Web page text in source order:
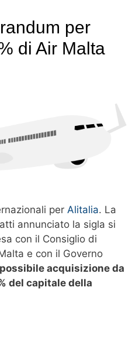
per
di Air Malta
per Alitalia. La
annunciato la sigla si
con il Consiglio di
e con il Governo
possibile acquisizione da
del capitale della